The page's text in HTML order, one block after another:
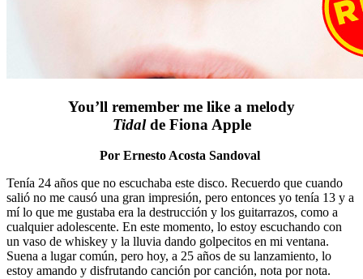
You’ll remember me like a melody
Tidalde Fiona Apple
Por Ernesto Acosta Sandoval
Tenía 24 años que no escuchaba este disco. Recuerdo que cuando
salió no me causó una gran impresión, pero entonces yo tenía 13 y a
mí lo que me gustaba era la destrucción y los guitarrazos, como a
cualquier adolescente. En este momento, lo estoy escuchando con
un vaso de whiskey y la lluvia dando golpecitos en mi ventana.
Suena a lugar común, pero hoy, a 25 años de su lanzamiento, lo
estoy amando y disfrutando canción por canción, nota por nota.